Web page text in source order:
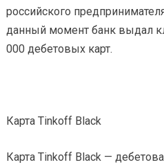
российского
данный момент банк выдал
000 дебетовых карт.
Карта Tinkoff Black
Карта Tinkoff Black —